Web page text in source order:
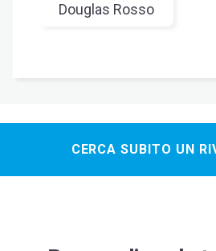
Douglas Rosso
Bianco spazzolato
Bianco soft
CERCA SUBITO UN